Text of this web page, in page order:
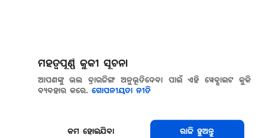
ମହତ୍ୱପୂର୍ଣ୍ଣ କୁକୀ ସୂଚନା
ଆପଣଙ୍କୁ ଭଲ ବ୍ରାଉଜିଙ୍ଗ ଅନୁଭୂତିଦେବା ପାଇଁ ଏହି ୱେବ୍ସାଇଟ କୁକି
ବ୍ୟବହାର କରେ. ଗୋପନୀୟତା ନୀତି
କମ ହୋଇଯିବା ରାଜି ହୁଅନ୍ତୁ